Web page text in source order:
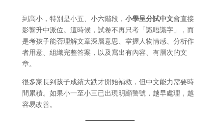
到高小，特別是小五、小六階段， 小學呈分試中文會直接
影響升中派位。這時候，試卷不再只考「識唔識字」，而
是考孩子能否理解文章深層意思、掌握人物情感、分析作
者用意、組織完整答案，以及寫出有內容、有層次的文
章。
很多家長到孩子成績大跌才開始補救，但中文能力需要時
間累積。如果小一至小三已出現明顯警號，越早處理，越
容易改善。